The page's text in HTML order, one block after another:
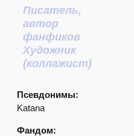
Писатель,
автор
фанфиков
Художник
(коллажист)
Псевдонимы:
Katana
Фандом: